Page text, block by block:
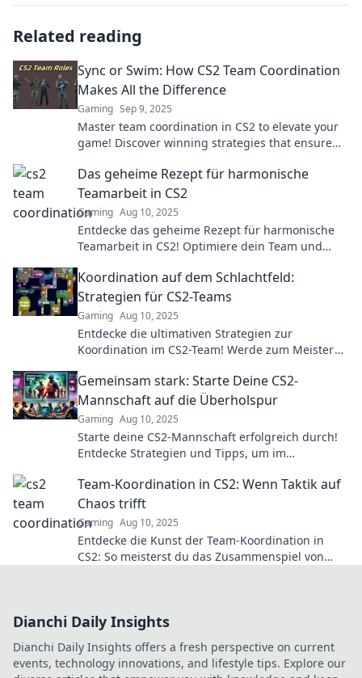
Related reading
Sync or Swim: How CS2 Team Coordination
Makes All the Difference
Gaming Sep 9, 2025
Master team coordination in CS2 to elevate your
game! Discover winning strategies that ensure
Das geheime Rezept für harmonische
Teamarbeit in CS2
Gaming Aug 10, 2025
Entdecke das geheime Rezept für harmonische
Teamarbeit in CS2! Optimiere dein Team und
Koordination auf dem Schlachtfeld:
Strategien für CS2-Teams
Gaming Aug 10, 2025
Entdecke die ultimativen Strategien zur
Koordination im CS2-Team! Werde zum Meister
Gemeinsam stark: Starte Deine CS2-
Mannschaft auf die Überholspur
Gaming Aug 10, 2025
Starte deine CS2-Mannschaft erfolgreich durch!
Entdecke Strategien und Tipps, um im
Team-Koordination in CS2: Wenn Taktik auf
Chaos trifft
Gaming Aug 10, 2025
Entdecke die Kunst der Team-Koordination in
CS2: So meisterst du das Zusammenspiel von
Dianchi Daily Insights
Dianchi Daily Insights offers a fresh perspective on current
events, technology innovations, and lifestyle tips. Explore our